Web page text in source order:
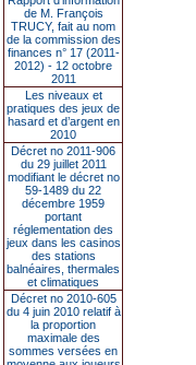
de M. François
TRUCY, fait au nom
de la commission des
finances n° 17 (2011-
2012) - 12 octobre
2011
Les niveaux et
pratiques des jeux de
hasard et d’argent en
2010
Décret no 2011-906
du 29 juillet 2011
modifiant le décret no
59-1489 du 22
décembre 1959
portant
réglementation des
jeux dans les casinos
des stations
balnéaires, thermales
et climatiques
Décret no 2010-605
du 4 juin 2010 relatif à
la proportion
maximale des
sommes versées en